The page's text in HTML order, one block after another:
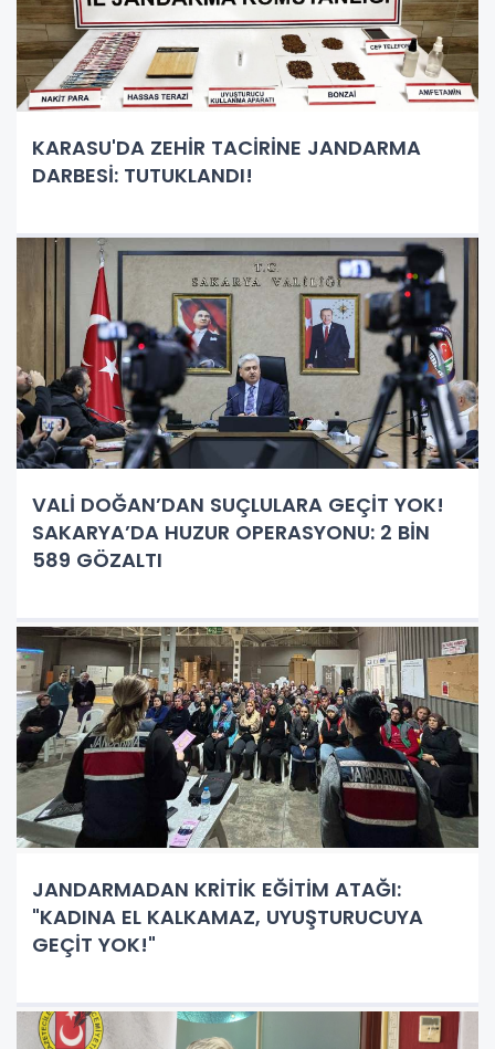
KARASU'DA ZEHİR TACİRİNE JANDARMA
DARBESİ: TUTUKLANDI!
VALİ DOĞAN’DAN SUÇLULARA GEÇİT YOK!
SAKARYA’DA HUZUR OPERASYONU: 2 BİN
589 GÖZALTI
JANDARMADAN KRİTİK EĞİTİM ATAĞI:
"KADINA EL KALKAMAZ, UYUŞTURUCUYA
GEÇİT YOK!"